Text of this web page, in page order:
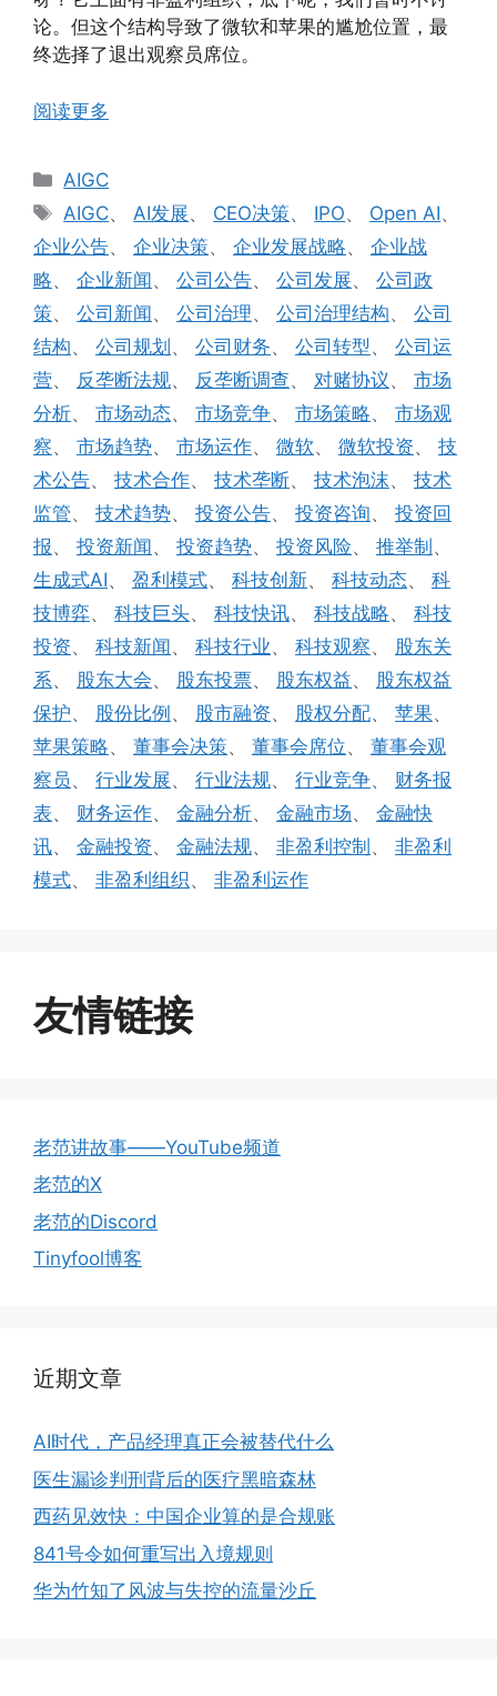
论。但这个结构导致了微软和苹果的尴尬位置，最
终选择了退出观察员席位。
阅读更多
分
类
AIGC
标
签
AIGC、 AI发展、 CEO决策、 IPO、 Open AI、
企业公告、 企业决策、 企业发展战略、 企业战
略、 企业新闻、 公司公告、 公司发展、 公司政
策、 公司新闻、 公司治理、 公司治理结构、 公司
结构、 公司规划、 公司财务、 公司转型、 公司运
营、 反垄断法规、 反垄断调查、 对赌协议 、 市场
分析、 市场动态、 市场竞争、 市场策略、 市场观
察、 市场趋势、 市场运作、 微软、 微软投资、 技
术公告、 技术合作、 技术垄断、 技术泡沫、 技术
监管、 技术趋势、 投资公告、 投资咨询、 投资回
报、 投资新闻、 投资趋势、 投资风险、 推举制、
生成式AI、 盈利模式、 科技创新、 科技动态、 科
技博弈、 科技巨头、 科技快讯、 科技战略、 科技
投资、 科技新闻、 科技行业、 科技观察、 股东关
系、 股东大会、 股东投票、 股东权益、 股东权益
保护、 股份比例、 股市融资、 股权分配、 苹果、
苹果策略、 董事会决策、 董事会席位、 董事会观
察员 、 行业发展、 行业法规、 行业竞争、 财务报
表、 财务运作、 金融分析、 金融市场、 金融快
讯、 金融投资、 金融法规、 非盈利控制、 非盈利
模式、 非盈利组织、 非盈利运作
友情链接
老范讲故事——YouTube频道
老范的X
老范的Discord
Tinyfool博客
近期文章
AI时代，产品经理真正会被替代什么
医生漏诊判刑背后的医疗黑暗森林
西药见效快：中国企业算的是合规账
841号令如何重写出入境规则
华为竹知了风波与失控的流量沙丘